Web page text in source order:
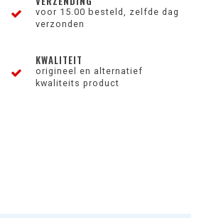
voor 15.00 besteld, zelfde dag
verzonden
KWALITEIT
origineel en alternatief
kwaliteits product